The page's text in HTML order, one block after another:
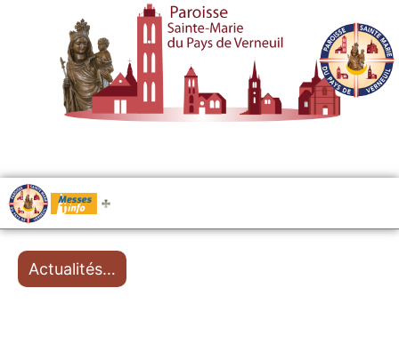
Messes
Actualités…